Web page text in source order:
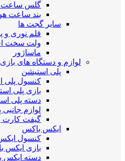
گلس ساعت
بند ساعت
سایر گجت ها
قلم نوری و
ولت سخت
ماساژور
لوازم و دستگاه های بازی
پلی استیشن
کنسول پلی
بازی پلی
دسته پلی
لوازم
گیفت کارت
ایکس باکس
کنسول
بازی ایکس
دسته ایکس